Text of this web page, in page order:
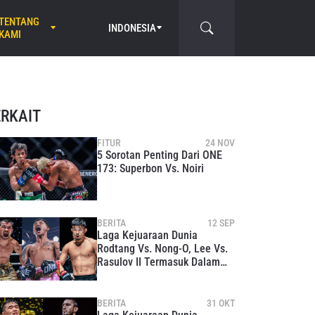
KAMI
INDONESIA
FITUR 24 NOV
5 Sorotan Penting Dari ONE
173: Superbon Vs. Noiri
BERITA 12 SEP
Laga Kejuaraan Dunia
Rodtang Vs. Nong-O, Lee Vs.
Rasulov II Termasuk Dalam
BERITA 31 OKT